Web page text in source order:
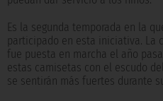
Es la segunda temporada en la
participado en esta iniciativa. La
fue puesta en marcha el año
estas camisetas con el escudo
se sentirán más fuertes durante